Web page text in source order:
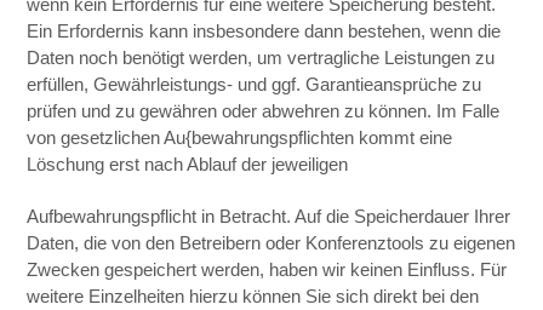
Ein Erfordernis kann insbesondere dann bestehen, wenn die
Daten noch benötigt werden, um vertragliche Leistungen zu
erfüllen, Gewährleistungs- und ggf. Garantieansprüche zu
prüfen und zu gewähren oder abwehren zu können. Im Falle
von gesetzlichen Au{bewahrungspflichten kommt eine
Löschung erst nach Ablauf der jeweiligen
Aufbewahrungspflicht in Betracht. Auf die Speicherdauer Ihrer
Daten, die von den Betreibern oder Konferenztools zu eigenen
Zwecken gespeichert werden, haben wir keinen Einfluss. Für
weitere Einzelheiten hierzu können Sie sich direkt bei den